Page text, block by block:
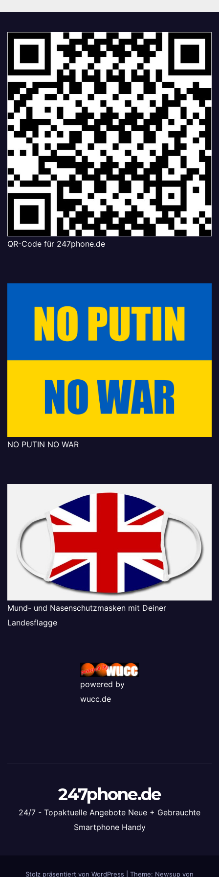
QR-Code für 247phone.de
NO PUTIN NO WAR
Mund- und Nasenschutzmasken mit Deiner
Landesflagge
powered by
wucc.de
247phone.de
24/7 - Topaktuelle Angebote Neue + Gebrauchte
Smartphone Handy
Stolz präsentiert von WordPress Theme: Newsup von